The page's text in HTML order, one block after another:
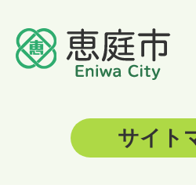
サイト